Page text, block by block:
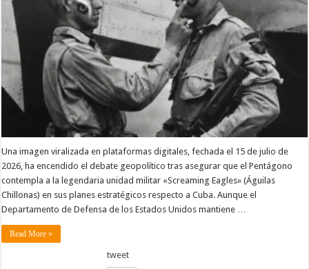
Una imagen viralizada en plataformas digitales, fechada el 15 de julio de
2026, ha encendido el debate geopolítico tras asegurar que el Pentágono
contempla a la legendaria unidad militar «Screaming Eagles» (Águilas
Chillonas) en sus planes estratégicos respecto a Cuba. Aunque el
Departamento de Defensa de los Estados Unidos mantiene …
Read More »
tweet